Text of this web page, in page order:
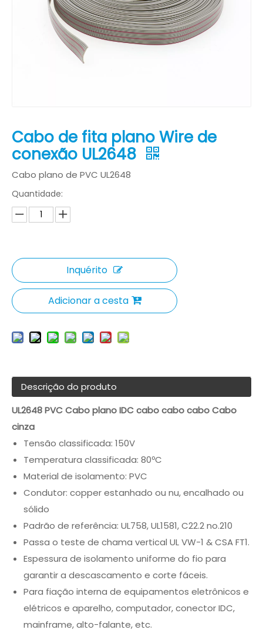
Cabo de fita plano Wire de
conexão UL2648
Cabo plano de PVC UL2648
Quantidade:
Inquérito
Adicionar a cesta
Descrição do produto
UL2648 PVC Cabo plano IDC cabo cabo cabo Cabo
cinza
Tensão classificada: 150V
Temperatura classificada: 80ºC
Material de isolamento: PVC
Condutor: copper estanhado ou nu, encalhado ou
sólido
Padrão de referência: UL758, UL1581, C22.2 no.210
Passa o teste de chama vertical UL VW-1 & CSA FT1.
Espessura de isolamento uniforme do fio para
garantir a descascamento e corte fáceis.
Para fiação interna de equipamentos eletrônicos e
elétricos e aparelho, computador, conector IDC,
mainframe, alto-falante, etc.